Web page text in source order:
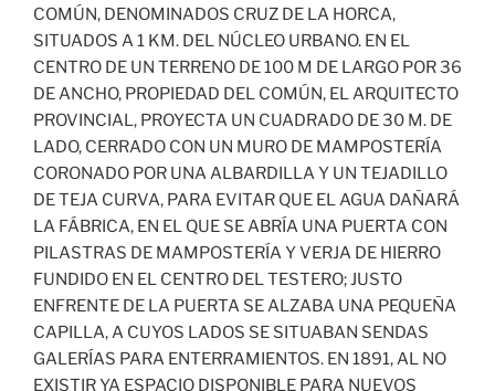
COMÚN, DENOMINADOS CRUZ DE LA HORCA,
SITUADOS A 1 KM. DEL NÚCLEO URBANO. EN EL
CENTRO DE UN TERRENO DE 100 M DE LARGO POR 36
DE ANCHO, PROPIEDAD DEL COMÚN, EL ARQUITECTO
PROVINCIAL, PROYECTA UN CUADRADO DE 30 M. DE
LADO, CERRADO CON UN MURO DE MAMPOSTERÍA
CORONADO POR UNA ALBARDILLA Y UN TEJADILLO
DE TEJA CURVA, PARA EVITAR QUE EL AGUA DAÑARÁ
LA FÁBRICA, EN EL QUE SE ABRÍA UNA PUERTA CON
PILASTRAS DE MAMPOSTERÍA Y VERJA DE HIERRO
FUNDIDO EN EL CENTRO DEL TESTERO; JUSTO
ENFRENTE DE LA PUERTA SE ALZABA UNA PEQUEÑA
CAPILLA, A CUYOS LADOS SE SITUABAN SENDAS
GALERÍAS PARA ENTERRAMIENTOS. EN 1891, AL NO
EXISTIR YA ESPACIO DISPONIBLE PARA NUEVOS